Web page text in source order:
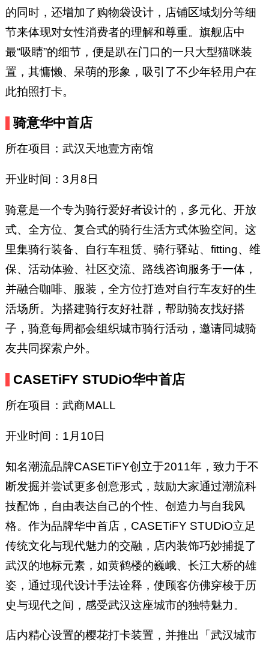
的同时，还增加了购物袋设计，店铺区域划分等细
节来体现对女性消费者的理解和尊重。旗舰店中
最“吸睛”的细节，便是趴在门口的一只大型猫咪装
置，其慵懒、呆萌的形象，吸引了不少年轻用户在
此拍照打卡。
骑意华中首店
所在项目：武汉天地壹方南馆
开业时间：3月8日
骑意是一个专为骑行爱好者设计的，多元化、开放
式、全方位、复合式的骑行生活方式体验空间。这
里集骑行装备、自行车租赁、骑行驿站、fitting、维
保、活动体验、社区交流、路线咨询服务于一体，
并融合咖啡、服装，全方位打造对自行车友好的生
活场所。为搭建骑行友好社群，帮助骑友找好搭
子，骑意每周都会组织城市骑行活动，邀请同城骑
友共同探索户外。
CASETiFY STUDiO华中首店
所在项目：武商MALL
开业时间：1月10日
知名潮流品牌CASETiFY创立于2011年，致力于不
断发掘并尝试更多创意形式，鼓励大家通过潮流科
技配饰，自由表达自己的个性、创造力与自我风
格。作为品牌华中首店，CASETiFY STUDiO立足
传统文化与现代魅力的交融，店内装饰巧妙捕捉了
武汉的地标元素，如黄鹤楼的巍峨、长江大桥的雄
姿，通过现代设计手法诠释，使顾客仿佛穿梭于历
史与现代之间，感受武汉这座城市的独特魅力。
店内精心设置的樱花打卡装置，并推出「武汉城市